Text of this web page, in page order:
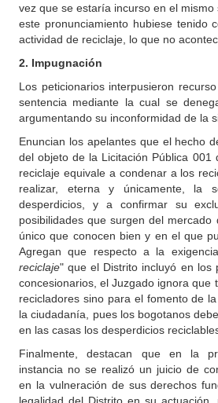
vez que se estaría incurso en el
este pronunciamiento hubiese tenido
actividad de reciclaje, lo que no
2. Impugnación
Los peticionarios interpusieron
sentencia mediante la cual se
argumentando su inconformidad de la
Enuncian los apelantes que el hecho
del objeto de la Licitación Pública 001
reciclaje equivale a condenar a los
realizar, eterna y únicamente, la
desperdicios, y a confirmar su
posibilidades que surgen del
único que conocen bien y en el que
Agregan que respecto a la
reciclaje" que el Distrito incluyó en los
concesionarios, el Juzgado ignora que
recicladores sino para el fomento de
la ciudadanía, pues los bogotanos
en las casas los desperdicios
Finalmente, destacan que en la
instancia no se realizó un juicio de
en la vulneración de sus derechos